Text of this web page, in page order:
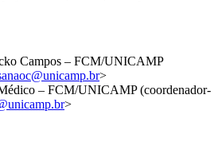
Campos – FCM/UNICAMP
>
– FCM/UNICAMP (coordenador-
>